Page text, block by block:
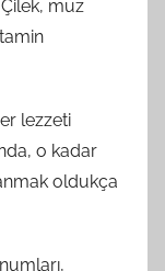
Çilek, muz
lezzeti
o kadar
oldukça